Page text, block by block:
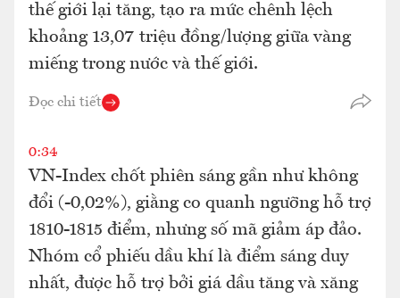
thế giới lại tăng, tạo ra mức chênh lệch
khoảng 13,07 triệu đồng/lượng giữa vàng
miếng trong nước và thế giới.
Đọc chi tiết
0:34
VN-Index chốt phiên sáng gần như không
đổi (-0,02%), giằng co quanh ngưỡng hỗ trợ
1810-1815 điểm, nhưng số mã giảm áp đảo.
Nhóm cổ phiếu dầu khí là điểm sáng duy
nhất, được hỗ trợ bởi giá dầu tăng và xăng